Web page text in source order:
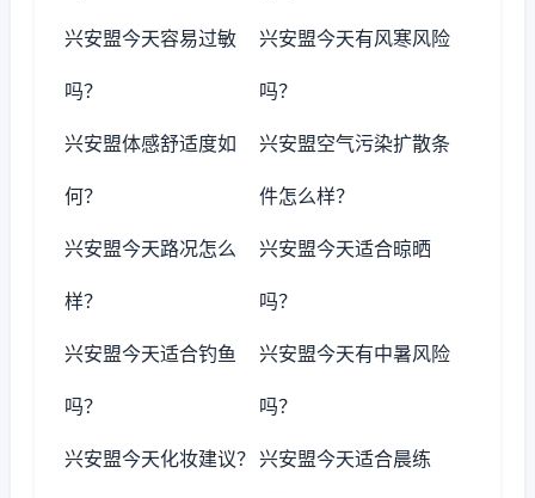
兴安盟今天容易过敏
吗？
兴安盟今天有风寒风险
吗？
兴安盟体感舒适度如
何？
兴安盟空气污染扩散条
件怎么样？
兴安盟今天路况怎么
样？
兴安盟今天适合晾晒
吗？
兴安盟今天适合钓鱼
吗？
兴安盟今天有中暑风险
吗？
兴安盟今天化妆建议？ 兴安盟今天适合晨练